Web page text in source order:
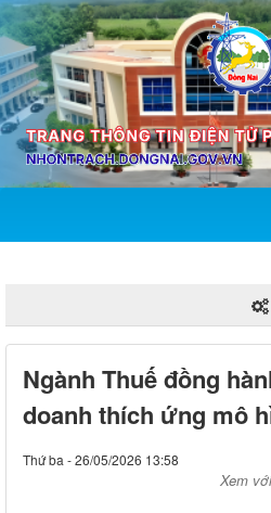
Ngành Thuế đồng
doanh thích ứng mô
Thứ ba - 26/05/2026 13:58
Xem